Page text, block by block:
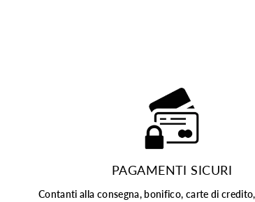
PAGAMENTI SICURI
Contanti alla consegna, bonifico, carte di